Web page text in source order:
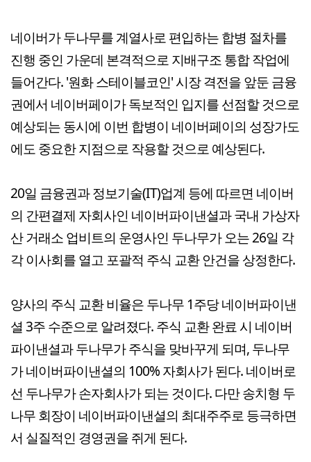
네이버가 두나무를 계열사로 편입하는 합병 절차를
진행 중인 가운데 본격적으로 지배구조 통합 작업에
들어간다. '원화 스테이블코인' 시장 격전을 앞둔 금융
권에서 네이버페이가 독보적인 입지를 선점할 것으로
예상되는 동시에 이번 합병이 네이버페이의 성장가도
에도 중요한 지점으로 작용할 것으로 예상된다.
20일 금융권과 정보기술(IT)업계 등에 따르면 네이버
의 간편결제 자회사인 네이버파이낸셜과 국내 가상자
산 거래소 업비트의 운영사인 두나무가 오는 26일 각
각 이사회를 열고 포괄적 주식 교환 안건을 상정한다.
양사의 주식 교환 비율은 두나무 1주당 네이버파이낸
셜 3주 수준으로 알려졌다. 주식 교환 완료 시 네이버
파이낸셜과 두나무가 주식을 맞바꾸게 되며, 두나무
가 네이버파이낸셜의 100% 자회사가 된다. 네이버로
선 두나무가 손자회사가 되는 것이다. 다만 송치형 두
나무 회장이 네이버파이낸셜의 최대주주로 등극하면
서 실질적인 경영권을 쥐게 된다.